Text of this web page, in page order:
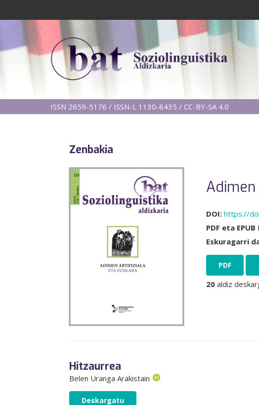
ISSN 2659-5176 / ISSN-L 1130-8435 / CC-BY-SA 4.0
Zenbakia
DOI: https://
PDF eta
Eskuragarri
PDF
20 aldiz
Hitzaurrea
Belen Uranga Arakistain
Deskargatu